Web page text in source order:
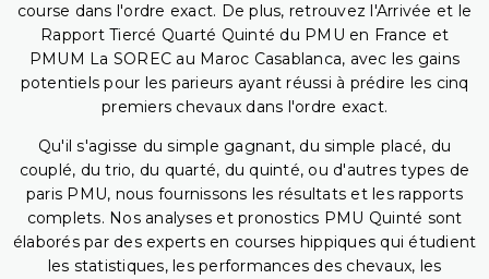
course dans l'ordre exact. De plus, retrouvez l'Arrivée et le
Rapport Tiercé Quarté Quinté du PMU en France et
PMUM La SOREC au Maroc Casablanca, avec les gains
potentiels pour les parieurs ayant réussi à prédire les cinq
premiers chevaux dans l'ordre exact.
Qu'il s'agisse du simple gagnant, du simple placé, du
couplé, du trio, du quarté, du quinté, ou d'autres types de
paris PMU, nous fournissons les résultats et les rapports
complets. Nos analyses et pronostics PMU Quinté sont
élaborés par des experts en courses hippiques qui étudient
les statistiques, les performances des chevaux, les